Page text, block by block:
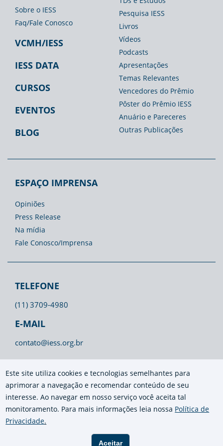
Este site utiliza cookies e tecnologias semelhantes para
aprimorar a navegação e recomendar conteúdo de seu
interesse. Ao navegar em nosso serviço você aceita tal
monitoramento. Para mais informações leia nossa Política de
Privacidade.
Aceitar
Sobre o IESS
Faq/Fale Conosco
VCMH/IESS
IESS DATA
CURSOS
EVENTOS
BLOG
Pesquisa IESS
Livros
Vídeos
Podcasts
Apresentações
Temas Relevantes
Vencedores do Prêmio
Pôster do Prêmio IESS
Anuário e Pareceres
Outras Publicações
Imprensa
ESPAÇO IMPRENSA
Opiniões
Press Release
Na mídia
Fale Conosco/Imprensa
TELEFONE
(11) 3709-4980
E-MAIL
contato@iess.org.br